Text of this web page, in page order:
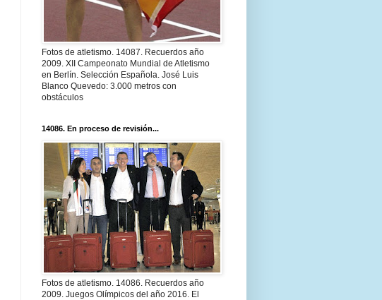
Fotos de atletismo. 14087. Recuerdos año
2009. XII Campeonato Mundial de Atletismo
en Berlín. Selección Española. José Luis
Blanco Quevedo: 3.000 metros con
obstáculos
14086. En proceso de revisión...
Fotos de atletismo. 14086. Recuerdos año
2009. Juegos Olímpicos del año 2016. El